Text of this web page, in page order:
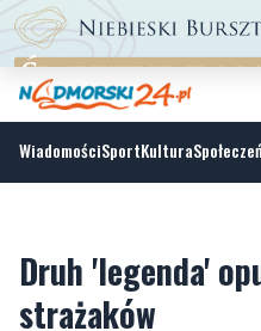
WiadomościSportKultura